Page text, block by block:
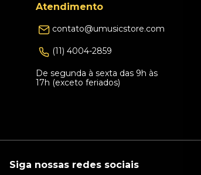
Atendimento
contato@umusicstore.com
(11) 4004-2859
De segunda à sexta das 9h às
17h (exceto feriados)
Siga nossas redes sociais